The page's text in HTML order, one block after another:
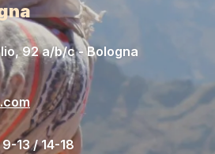
92 a/b/c - Bologna
13 / 14-18